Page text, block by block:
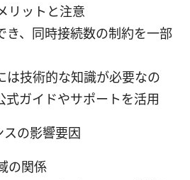
リットと注意
き、同時接続数の制約を一部
は技術的な知識が必要なの
式ガイドやサポートを活用
の影響要因
の関係